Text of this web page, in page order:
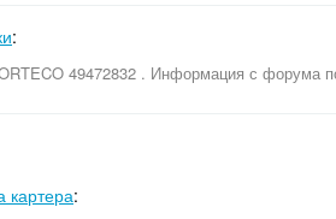
:
49472832 . Информация с форума
картера: